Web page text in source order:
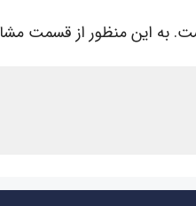
به این منظور از قسمت